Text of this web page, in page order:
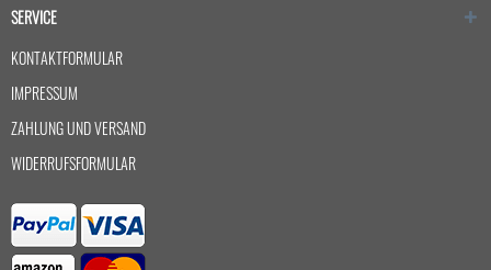
SERVICE
KONTAKTFORMULAR
IMPRESSUM
ZAHLUNG UND VERSAND
WIDERRUFSFORMULAR